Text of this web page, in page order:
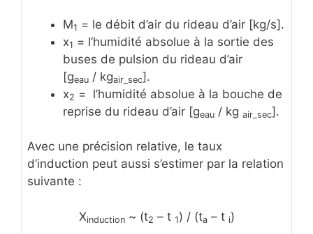
M1 = le débit d’air du rideau d’air [kg/s].
x1 = l’humidité absolue à la sortie des
buses de pulsion du rideau d’air
[geau / kgair_sec].
x2 = l’humidité absolue à la bouche de
reprise du rideau d’air [geau / kg air_sec].
Avec une précision relative, le taux
d’induction peut aussi s’estimer par la relation
suivante :
Xinduction~ (t2 – t 1) / (ta– t i)